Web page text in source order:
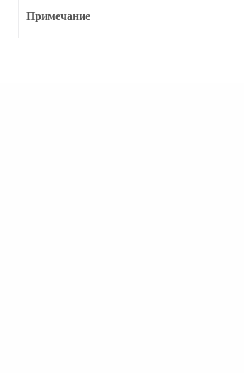
Примечание